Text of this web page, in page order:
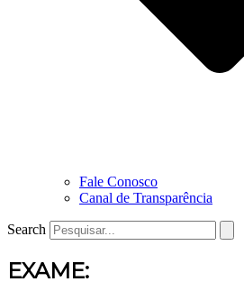
Fale Conosco
Canal de Transparência
Search
EXAME: